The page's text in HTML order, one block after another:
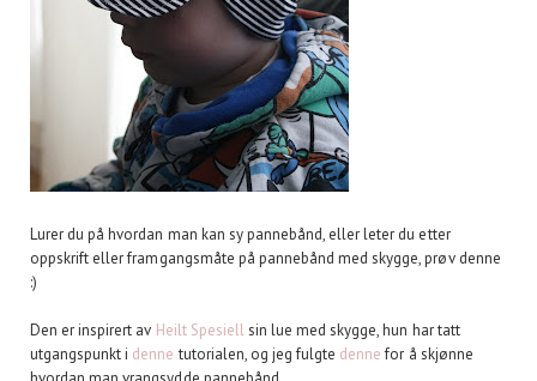
Lurer du på hvordan man kan sy pannebånd, eller leter du etter
oppskrift eller framgangsmåte på pannebånd med skygge, prøv denne
:)
Den er inspirert av Heilt Spesiellsin lue med skygge, hun har tatt
utgangspunkt i denne tutorialen, og jeg fulgte dennefor å skjønne